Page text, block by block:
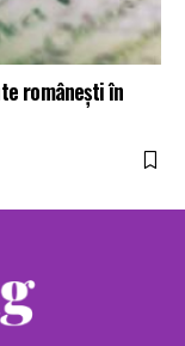
românești în